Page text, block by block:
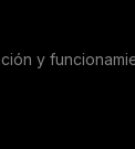
y